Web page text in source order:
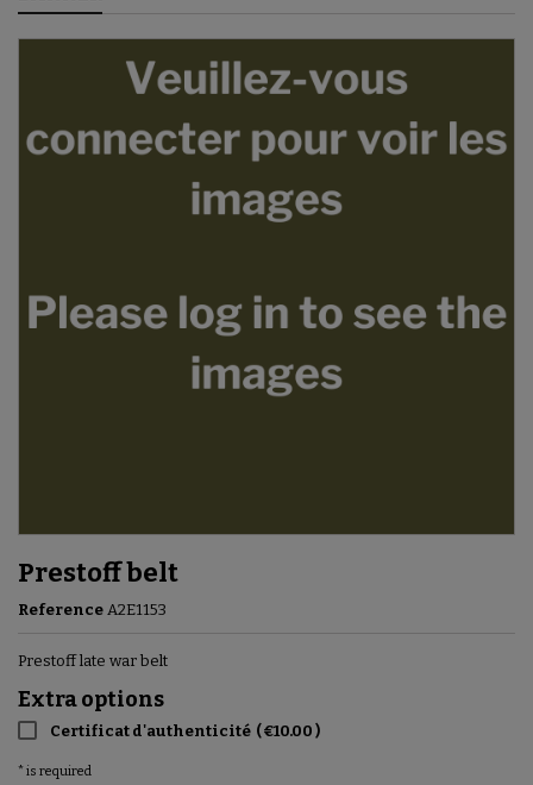
Prestoff belt
Reference A2E1153
Prestoff late war belt
Extra options
Certificat d'authenticité ( €10.00 )
* is required